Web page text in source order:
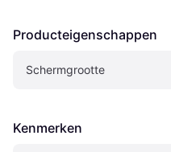
Producteigenschappen
Schermgrootte
Kenmerken